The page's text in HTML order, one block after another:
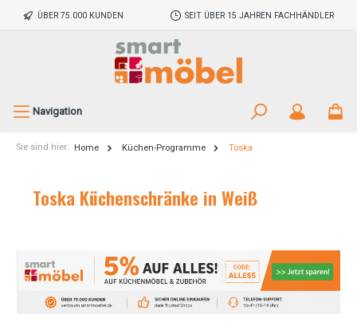
ÜBER 75.000 KUNDEN SEIT ÜBER 15 JAHREN FACHHÄNDLER
Navigation
Sie sind hier: Home Küchen-Programme Toska
Toska Küchenschränke in Weiß